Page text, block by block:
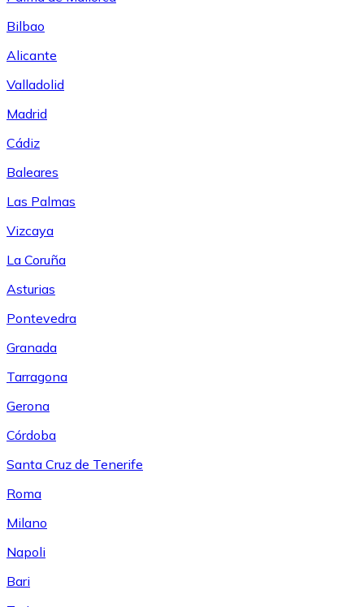
Bilbao
Alicante
Valladolid
Madrid
Cádiz
Baleares
Las Palmas
Vizcaya
La Coruña
Asturias
Pontevedra
Granada
Tarragona
Gerona
Córdoba
Santa Cruz de Tenerife
Roma
Milano
Napoli
Bari